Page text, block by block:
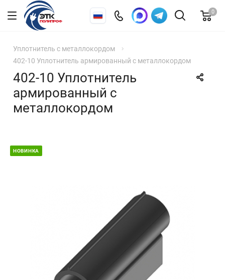
0
Уплотнитель с металлокордом
402-10 Уплотнитель армированный с металлокордом
402-10 Уплотнитель
армированный с
металлокордом
НОВИНКА